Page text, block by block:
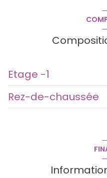
Etage -1
Terrasse
Rez-de-chaussée